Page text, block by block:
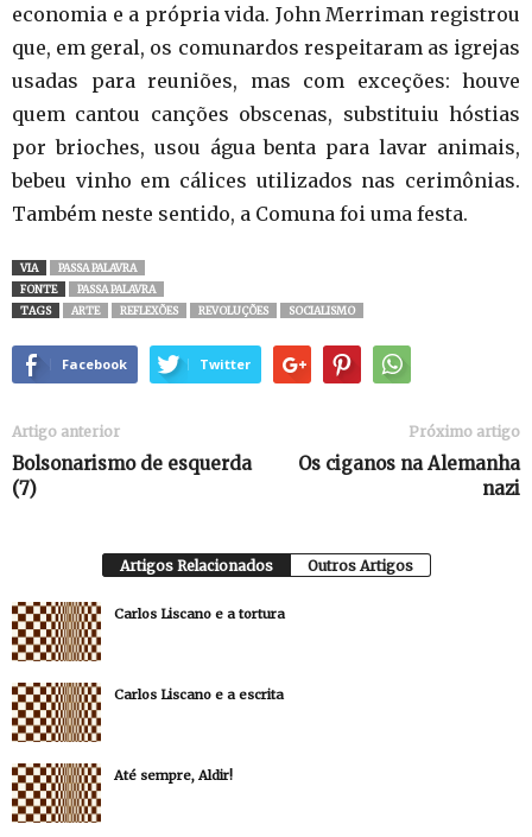
economia e a própria vida. John Merriman registrou
que, em geral, os comunardos respeitaram as igrejas
usadas para reuniões, mas com exceções: houve
quem cantou canções obscenas, substituiu hóstias
por brioches, usou água benta para lavar animais,
bebeu vinho em cálices utilizados nas cerimônias.
Também neste sentido, a Comuna foi uma festa.
VIA
PASSA PALAVRA
FONTE
PASSA PALAVRA
TAGS
ARTE REFLEXÕES REVOLUÇÕES SOCIALISMO
Facebook Twitter
Artigo anterior
Bolsonarismo de esquerda
(7)
Próximo artigo
Os ciganos na Alemanha
nazi
Artigos Relacionados Outros Artigos
Carlos Liscano e a tortura
Carlos Liscano e a escrita
Até sempre, Aldir!